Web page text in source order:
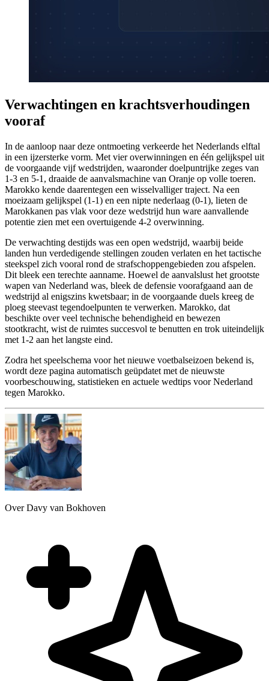
Verwachtingen en krachtsverhoudingen
vooraf
In de aanloop naar deze ontmoeting verkeerde het Nederlands elftal
in een ijzersterke vorm. Met vier overwinningen en één gelijkspel uit
de voorgaande vijf wedstrijden, waaronder doelpuntrijke zeges van
1-3 en 5-1, draaide de aanvalsmachine van Oranje op volle toeren.
Marokko kende daarentegen een wisselvalliger traject. Na een
moeizaam gelijkspel (1-1) en een nipte nederlaag (0-1), lieten de
Marokkanen pas vlak voor deze wedstrijd hun ware aanvallende
potentie zien met een overtuigende 4-2 overwinning.
De verwachting destijds was een open wedstrijd, waarbij beide
landen hun verdedigende stellingen zouden verlaten en het tactische
steekspel zich vooral rond de strafschoppengebieden zou afspelen.
Dit bleek een terechte aanname. Hoewel de aanvalslust het grootste
wapen van Nederland was, bleek de defensie voorafgaand aan de
wedstrijd al enigszins kwetsbaar; in de voorgaande duels kreeg de
ploeg steevast tegendoelpunten te verwerken. Marokko, dat
beschikte over veel technische behendigheid en bewezen
stootkracht, wist de ruimtes succesvol te benutten en trok uiteindelijk
met 1-2 aan het langste eind.
Zodra het speelschema voor het nieuwe voetbalseizoen bekend is,
wordt deze pagina automatisch geüpdatet met de nieuwste
voorbeschouwing, statistieken en actuele wedtips voor Nederland
tegen Marokko.
Over Davy van Bokhoven